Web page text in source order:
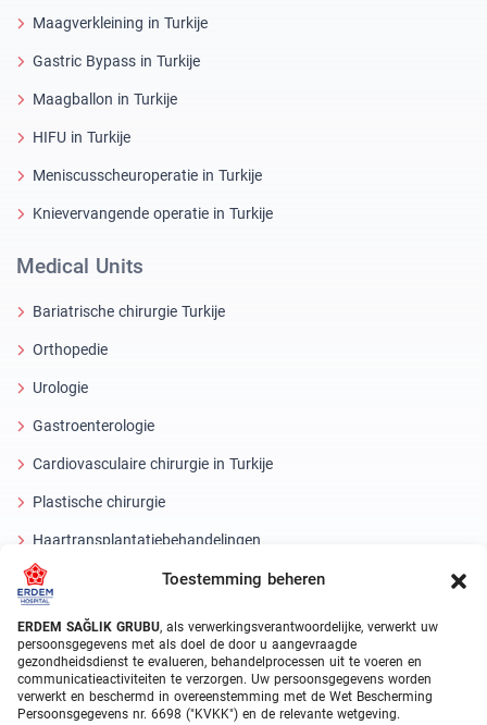
Toestemming beheren
ERDEM SAĞLIK GRUBU, als verwerkingsverantwoordelijke, verwerkt uw
persoonsgegevens met als doel de door u aangevraagde
gezondheidsdienst te evalueren, behandelprocessen uit te voeren en
communicatieactiviteiten te verzorgen. Uw persoonsgegevens worden
verwerkt en beschermd in overeenstemming met de Wet Bescherming
Persoonsgegevens nr. 6698 ("KVKK") en de relevante wetgeving.
Maagverkleining in Turkije
Gastric Bypass in Turkije
Maagballon in Turkije
HIFU in Turkije
Meniscusscheuroperatie in Turkije
Knievervangende operatie in Turkije
Medical Units
Bariatrische chirurgie Turkije
Orthopedie
Urologie
Gastroenterologie
Cardiovasculaire chirurgie in Turkije
Plastische chirurgie
Haartransplantatiebehandelingen
Tandheelkundige behandelingen Turkije
Laseroog
About Erdem
Over ons